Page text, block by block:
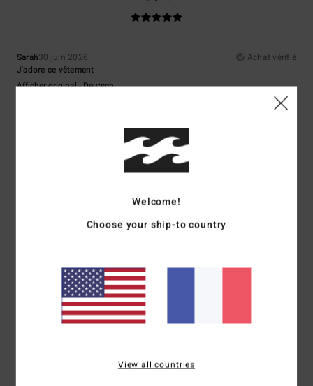
Sarah30 juin 2026
Achat vérifié
J'adore ce vêtement
Afficher original - Deutsch
Matière: 5/5
5/5
Rapport qualité / prix
Je recommande ce produit
Welcome!
Choose your ship-to country
View all countries